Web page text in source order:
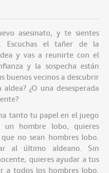
asesinato, y te sientes
Escuchas el tañer de la
y vas a reunirte con el
y la sospecha están
buenos vecinos a descubrir
¿O una desesperada
tanto tu papel en el juego
hombre lobo, quieres
no sean hombres lobo.
al último aldeano. Sin
quieres ayudar a tus
a todos los hombres lobo.